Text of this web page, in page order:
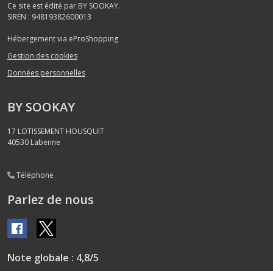
Ce site est édité par BY SOOKAY.
SIREN : 94819382600013
Hébergement via eProShopping
Gestion des cookies
Données personnelles
BY SOOKAY
17 LOTISSEMENT HOUSQUIT
40530 Labenne
Téléphone
Parlez de nous
Note globale : 4,8/5